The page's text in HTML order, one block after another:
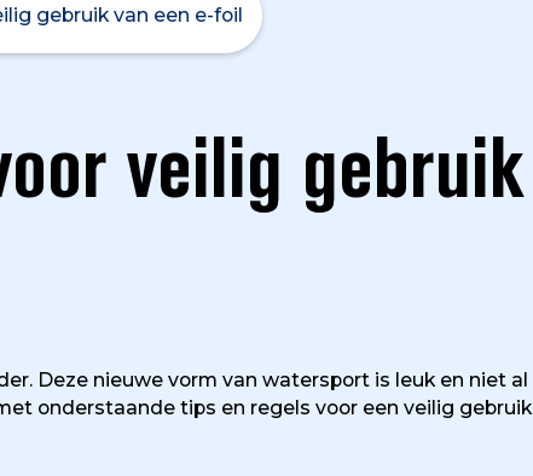
gebruik van een e-foil
veilig gebruik
Deze nieuwe vorm van watersport is leuk en niet al
onderstaande tips en regels voor een veilig gebruik